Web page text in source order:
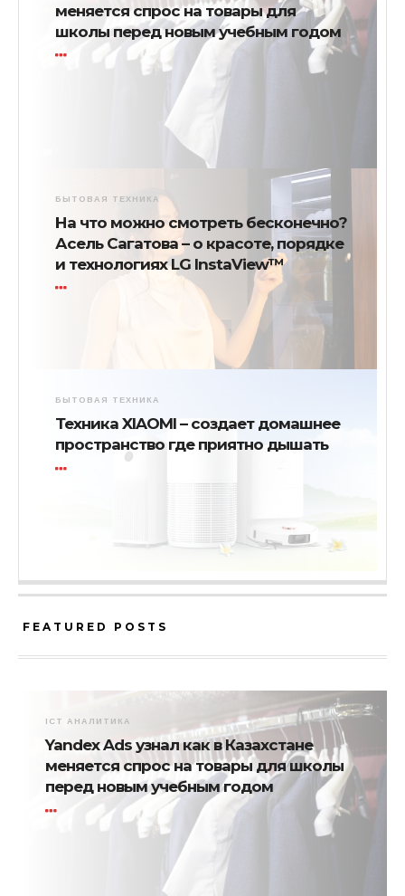
меняется спрос на товары для
школы перед новым учебным годом
БЫТОВАЯ ТЕХНИКА
На что можно смотреть бесконечно?
Асель Сагатова – о красоте, порядке
и технологиях LG InstaView™
БЫТОВАЯ ТЕХНИКА
Техника XIAOMI – создает домашнее
пространство где приятно дышать
FEATURED POSTS
ICT АНАЛИТИКА
Yandex Ads узнал как в Казахстане
меняется спрос на товары для школы
перед новым учебным годом